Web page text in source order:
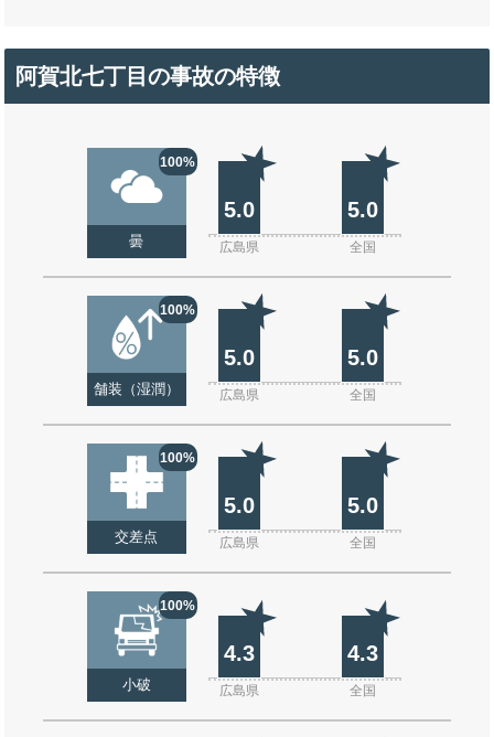
阿賀北七丁目の事故の特徴
100%
曇
5.0 5.0
広島県 全国
100%
舗装（湿潤）
5.0 5.0
広島県 全国
100%
交差点
5.0 5.0
広島県 全国
100%
小破
4.3 4.3
広島県 全国